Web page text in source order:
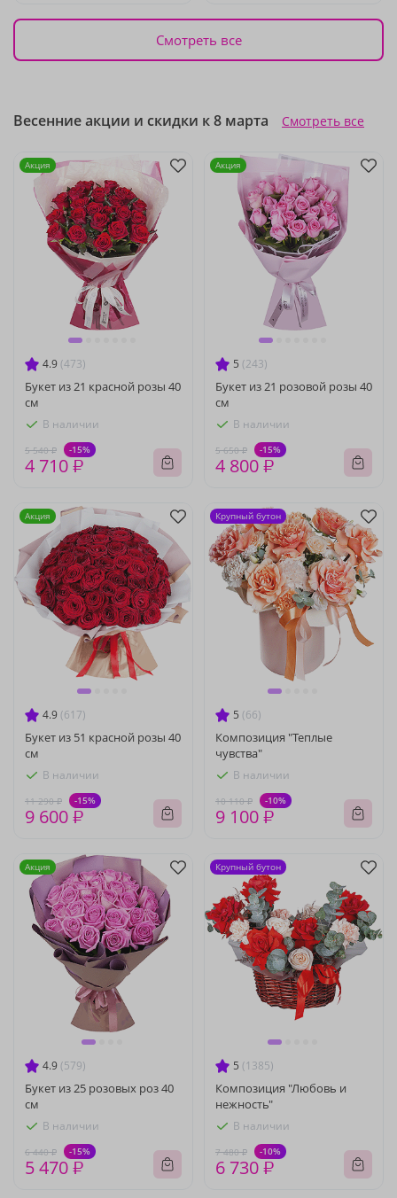
Смотреть все
Весенние акции и скидки к 8 марта Смотреть все
4.9 (473)
Букет из 21 красной розы 40
см
В наличии
5 540 ₽ -15%
4 710 ₽
Акция
5 (243)
Букет из 21 розовой розы 40
см
В наличии
5 650 ₽ -15%
4 800 ₽
Акция
4.9 (617)
Букет из 51 красной розы 40
см
В наличии
11 290 ₽ -15%
9 600 ₽
Акция
5 (66)
Композиция "Теплые
чувства"
В наличии
10 110 ₽ -10%
9 100 ₽
Крупный бутон
4.9 (579)
Букет из 25 розовых роз 40
см
В наличии
6 440 ₽ -15%
5 470 ₽
Акция
5 (1385)
Композиция "Любовь и
нежность"
В наличии
7 480 ₽ -10%
6 730 ₽
Крупный бутон